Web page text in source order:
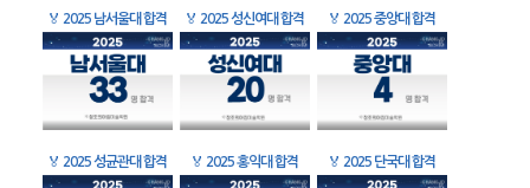
🏅 2025 남서울대 합격 🏅 2025 성신여대 합격 🏅 2025 중앙대 합격
🏅 2025 성균관대 합격 🏅 2025 홍익대 합격 🏅 2025 단국대 합격